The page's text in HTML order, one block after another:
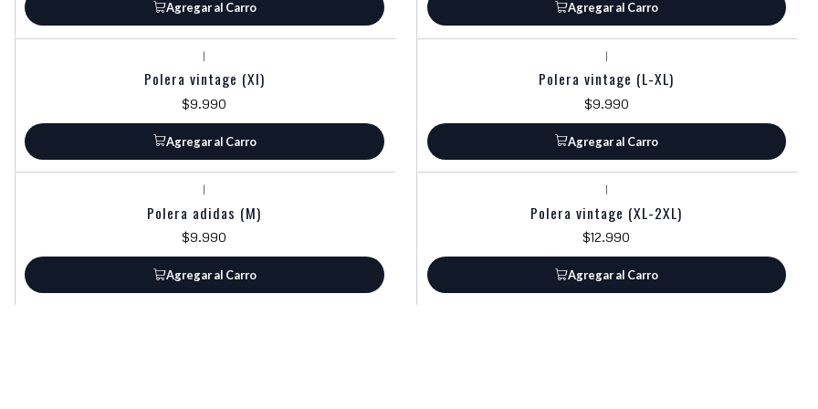
Agregar al Carro Agregar al Carro
|
Polera vintage (Xl)
$9.990
Agregar al Carro
|
Polera vintage (L-XL)
$9.990
Agregar al Carro
|
Polera adidas (M)
$9.990
Agregar al Carro
|
Polera vintage (XL-2XL)
$12.990
Agregar al Carro